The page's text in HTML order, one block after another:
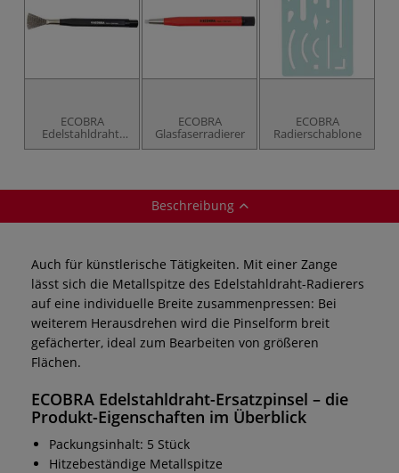
ECOBRA
Edelstahldraht-
Radierer
ECOBRA
Glasfaserradierer
ECOBRA
Radierschablone
Beschreibung
Auch für künstlerische Tätigkeiten. Mit einer Zange
lässt sich die Metallspitze des Edelstahldraht-Radierers
auf eine individuelle Breite zusammenpressen: Bei
weiterem Herausdrehen wird die Pinselform breit
gefächerter, ideal zum Bearbeiten von größeren
Flächen.
ECOBRA Edelstahldraht-Ersatzpinsel – die
Produkt-Eigenschaften im Überblick
Packungsinhalt: 5 Stück
Hitzebeständige Metallspitze